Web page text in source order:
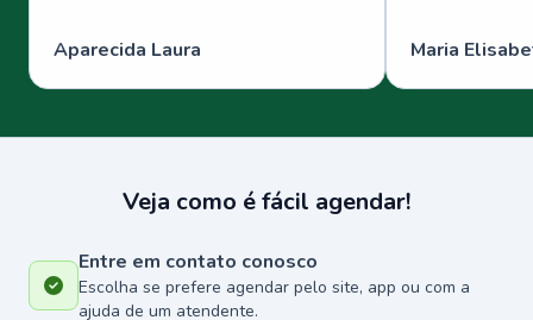
Aparecida Laura Maria
Veja como é fácil agendar!
Entre em contato conosco
Escolha se prefere agendar pelo site, app ou com a
ajuda de um atendente.